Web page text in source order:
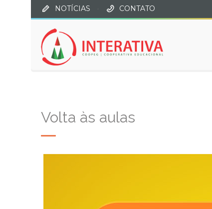
NOTÍCIAS · CONTATO
Volta às aulas